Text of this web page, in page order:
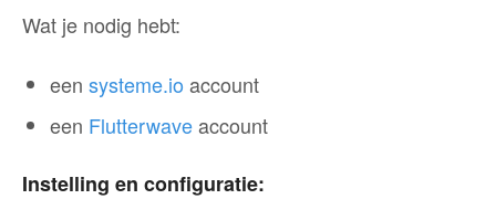
Wat je nodig hebt:
een systeme.io account
een Flutterwaveaccount
Instelling en configuratie: